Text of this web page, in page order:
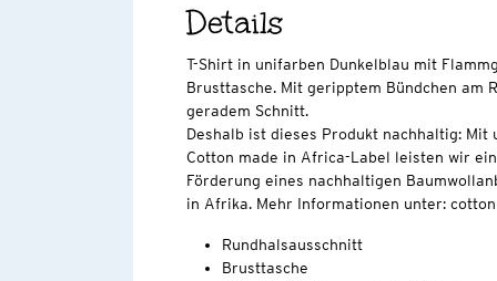
Details
T-Shirt in unifarben Dunkelblau mit
Brusttasche. Mit geripptem Bündchen am
geradem Schnitt.
Deshalb ist dieses Produkt nachhaltig: Mit
Cotton made in Africa-Label leisten wir
Förderung eines nachhaltigen
in Afrika. Mehr Informationen unter:
Rundhalsausschnitt
Brusttasche